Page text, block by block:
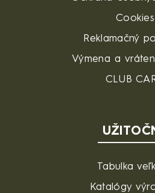
Cookies
Reklamačný
Výmena a
CLUB
Tabulka
Katalógy